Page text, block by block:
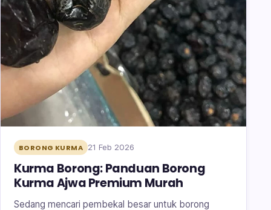
BORONG KURMA 21 Feb 2026
Kurma Borong: Panduan Borong
Kurma Ajwa Premium Murah
Sedang mencari pembekal besar untuk borong